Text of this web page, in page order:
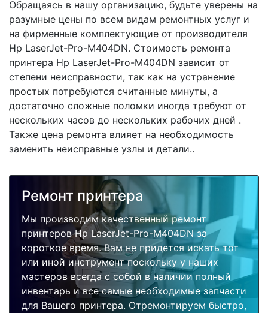
Обращаясь в нашу организацию, будьте уверены на
разумные цены по всем видам ремонтных услуг и
на фирменные комплектующие от производителя
Hp LaserJet-Pro-M404DN. Стоимость ремонта
принтера Hp LaserJet-Pro-M404DN зависит от
степени неисправности, так как на устранение
простых потребуются считанные минуты, а
достаточно сложные поломки иногда требуют от
нескольких часов до нескольких рабочих дней .
Также цена ремонта влияет на необходимость
заменить неисправные узлы и детали..
Ремонт принтера
Мы производим качественный ремонт
принтеров Hp LaserJet-Pro-M404DN за
короткое время. Вам не придется искать тот
или иной инструмент поскольку у наших
мастеров всегда с собой в наличии полный
инвентарь и все самые необходимые запчасти
для Вашего принтера. Отремонтируем быстро,